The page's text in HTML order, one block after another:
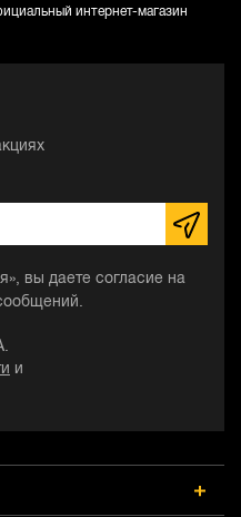
вы даете согласие на
и
интернет-магазин